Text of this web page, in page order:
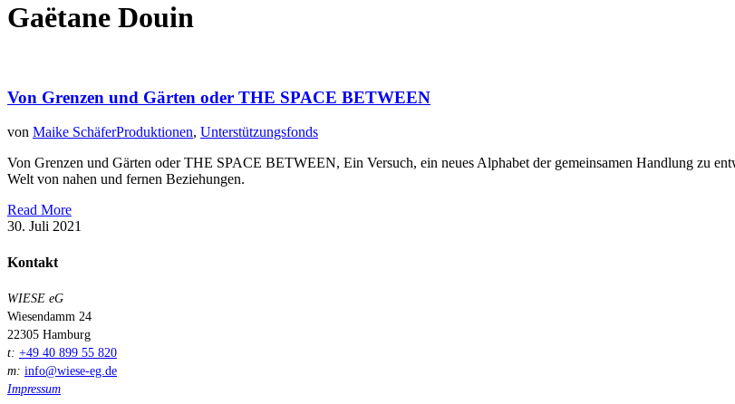
Gaëtane Douin
Von Grenzen und Gärten oder THE SPACE BETWEEN
von Maike SchäferProduktionen, Unterstützungsfonds
Von Grenzen und Gärten oder THE SPACE BETWEEN, Ein Versuch, ein neues Alphabet der gemeinsamen Handlung zu
Welt von nahen und fernen Beziehungen.
Read More
30. Juli 2021
Kontakt
WIESE eG
Wiesendamm 24
22305 Hamburg
t: +49 40 899 55 820
m: info@wiese-eg.de
Impressum